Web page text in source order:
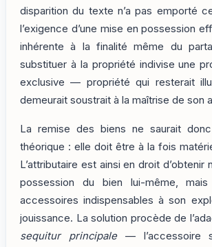
disparition du texte n’a pas emporté
l’exigence d’une mise en possession
inhérente à la finalité même du
substituer à la propriété indivise une
exclusive — propriété qui resterait
demeurait soustrait à la maîtrise de son
La remise des biens ne saurait
théorique : elle doit être à la fois
L’attributaire est ainsi en droit d’obtenir
possession du bien lui-même,
accessoires indispensables à son
jouissance. La solution procède de
sequitur principale— l’accessoire